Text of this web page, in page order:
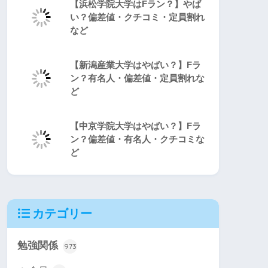
【浜松学院大学はFラン？】やば
い？偏差値・クチコミ・定員割れ
など
【新潟産業大学はやばい？】Fラ
ン？有名人・偏差値・定員割れな
ど
【中京学院大学はやばい？】Fラ
ン？偏差値・有名人・クチコミな
ど
カテゴリー
勉強関係 973